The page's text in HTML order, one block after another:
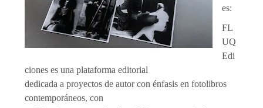
es:
FL
UQ
Edi
ciones es una plataforma editorial
dedicada a proyectos de autor con énfasis en fotolibros
contemporáneos, con